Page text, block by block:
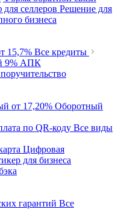
селлеров Решение для
бизнеса
15,7% Все кредиты
9% АПК
от 17,20% Оборотный
по QR-коду Все виды
Цифровая
для бизнеса
гарантий Все